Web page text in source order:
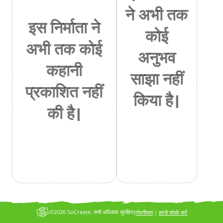
इस निर्माता ने
अभी तक कोई
कहानी
प्रकाशित नहीं
की है।
ने अभी तक
कोई
अनुभव
साझा नहीं
किया है।
गोपनीयता|हमसे संपर्क करें
©2026 SoCreate. सभी अधिकार सुरक्षित।